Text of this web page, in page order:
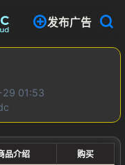
发布广告
29 01:53
品介绍 购买